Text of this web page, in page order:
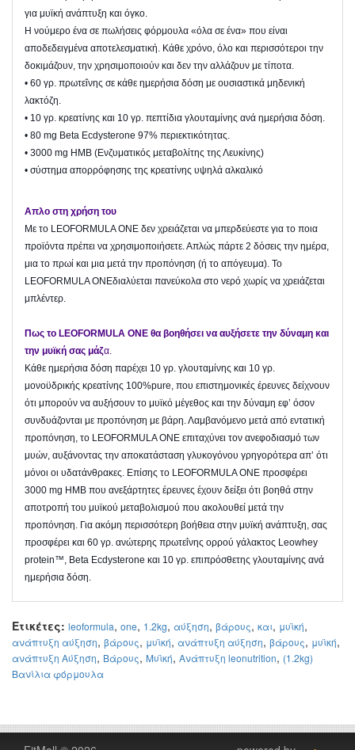
για μυϊκή ανάπτυξη και όγκο.
Η νούμερο ένα σε πωλήσεις φόρμουλα «όλα σε ένα» που είναι
αποδεδειγμένα αποτελεσματική. Κάθε χρόνο, όλο και περισσότεροι την
δοκιμάζουν, την χρησιμοποιούν και δεν την αλλάζουν με τίποτα.
• 60 γρ. πρωτεΐνης σε κάθε ημερήσια δόση με ουσιαστικά μηδενική
λακτόζη.
• 10 γρ. κρεατίνης και 10 γρ. πεπτίδια γλουταμίνης ανά ημερήσια δόση.
• 80 mg Beta Ecdysterone 97% περιεκτικότητας.
• 3000 mg HMB (Ενζυματικός μεταβολίτης της Λευκίνης)
• σύστημα απορρόφησης της κρεατίνης υψηλά αλκαλικό
Απλο στη χρήση του
Με το LEOFORMULA ONE δεν χρειάζεται να μπερδεύεστε για το ποια
προϊόντα πρέπει να χρησιμοποιήσετε. Απλώς πάρτε 2 δόσεις την ημέρα,
μια το πρωί και μια μετά την προπόνηση (ή το απόγευμα). Το
LEOFORMULA ONEδιαλύεται πανεύκολα στο νερό χωρίς να χρειάζεται
μπλέντερ.
Πως το LEOFORMULA ONE θα βοηθήσει να αυξήσετε την δύναμη και
την μυϊκή σας μάζα.
Κάθε ημερήσια δόση παρέχει 10 γρ. γλουταμίνης και 10 γρ.
μονοϋδρικής κρεατίνης 100%pure, που επιστημονικές έρευνες δείχνουν
ότι μπορούν να αυξήσουν το μυϊκό μέγεθος και την δύναμη εφ’ όσον
συνδυάζονται με προπόνηση με βάρη. Λαμβανόμενο μετά από εντατική
προπόνηση, το LEOFORMULA ONE επιταχύνει τον ανεφοδιασμό των
μυών, αυξάνοντας την αποκατάσταση γλυκογόνου γρηγορότερα απ’ ότι
μόνοι οι υδατάνθρακες. Επίσης το LEOFORMULA ONE προσφέρει
3000 mg HMB που ανεξάρτητες έρευνες έχουν δείξει ότι βοηθά στην
αποτροπή του μυϊκού μεταβολισμού που ακολουθεί μετά την
προπόνηση. Για ακόμη περισσότερη βοήθεια στην μυϊκή ανάπτυξη, σας
προσφέρει και 60 γρ. ανώτερης πρωτεΐνης ορρού γάλακτος Leowhey
protein™, Beta Ecdysterone και 10 γρ. επιπρόσθετης γλουταμίνης ανά
ημερήσια δόση.
Ετικέτες: leoformula, one, 1.2kg, αύξηση, βάρους, και, μυϊκή,
ανάπτυξη αύξηση, βάρους, μυϊκή, ανάπτυξη αύξηση, βάρους, μυϊκή,
ανάπτυξη Αύξηση, Βάρους, Μυϊκή, Ανάπτυξη leonutrition, (1.2kg)
Βανίλια φόρμουλα